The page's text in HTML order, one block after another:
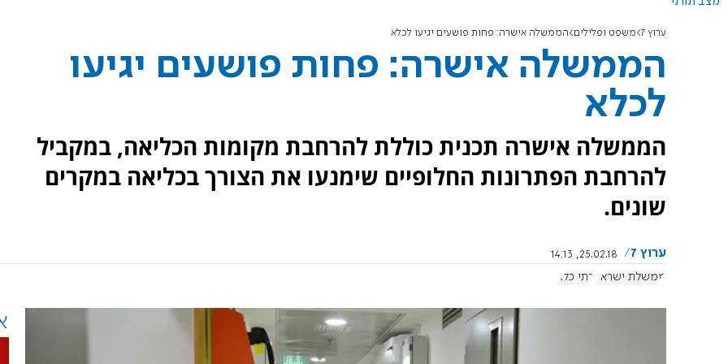
ערוץ 7 משפט ופלילים הממשלה אישרה: פחות פושעים יגיעו לכלא
הממשלה אישרה: פחות פושעים יגיעו
לכלא
הממשלה אישרה תכנית כוללת להרחבת מקומות הכליאה, במקביל
להרחבת הפתרונות החלופיים שימנעו את הצורך בכליאה במקרים
שונים.
ערוץ 7
25.02.18, 14:13
ממשלת ישראל
בתי כלא